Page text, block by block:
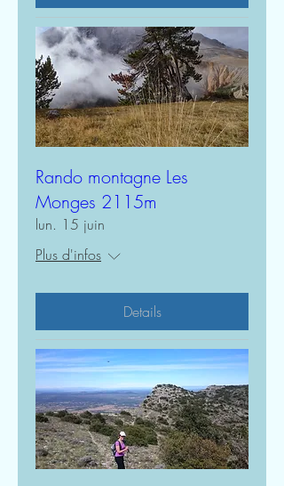
Rando montagne Les
Monges 2115m
lun. 15 juin
Plus d'infos
Details